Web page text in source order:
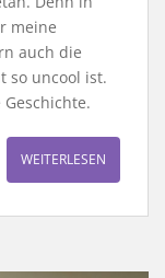
meine
auch die
so uncool ist.
WEITERLESEN